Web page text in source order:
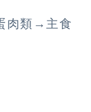
肉類→主食